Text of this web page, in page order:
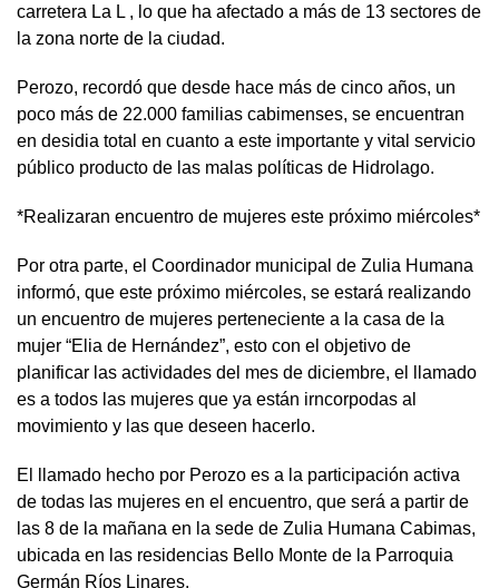
carretera La L , lo que ha afectado a más de 13 sectores de
la zona norte de la ciudad.
Perozo, recordó que desde hace más de cinco años, un
poco más de 22.000 familias cabimenses, se encuentran
en desidia total en cuanto a este importante y vital servicio
público producto de las malas políticas de Hidrolago.
*Realizaran encuentro de mujeres este próximo miércoles*
Por otra parte, el Coordinador municipal de Zulia Humana
informó, que este próximo miércoles, se estará realizando
un encuentro de mujeres perteneciente a la casa de la
mujer “Elia de Hernández”, esto con el objetivo de
planificar las actividades del mes de diciembre, el llamado
es a todos las mujeres que ya están irncorpodas al
movimiento y las que deseen hacerlo.
El llamado hecho por Perozo es a la participación activa
de todas las mujeres en el encuentro, que será a partir de
las 8 de la mañana en la sede de Zulia Humana Cabimas,
ubicada en las residencias Bello Monte de la Parroquia
Germán Ríos Linares.